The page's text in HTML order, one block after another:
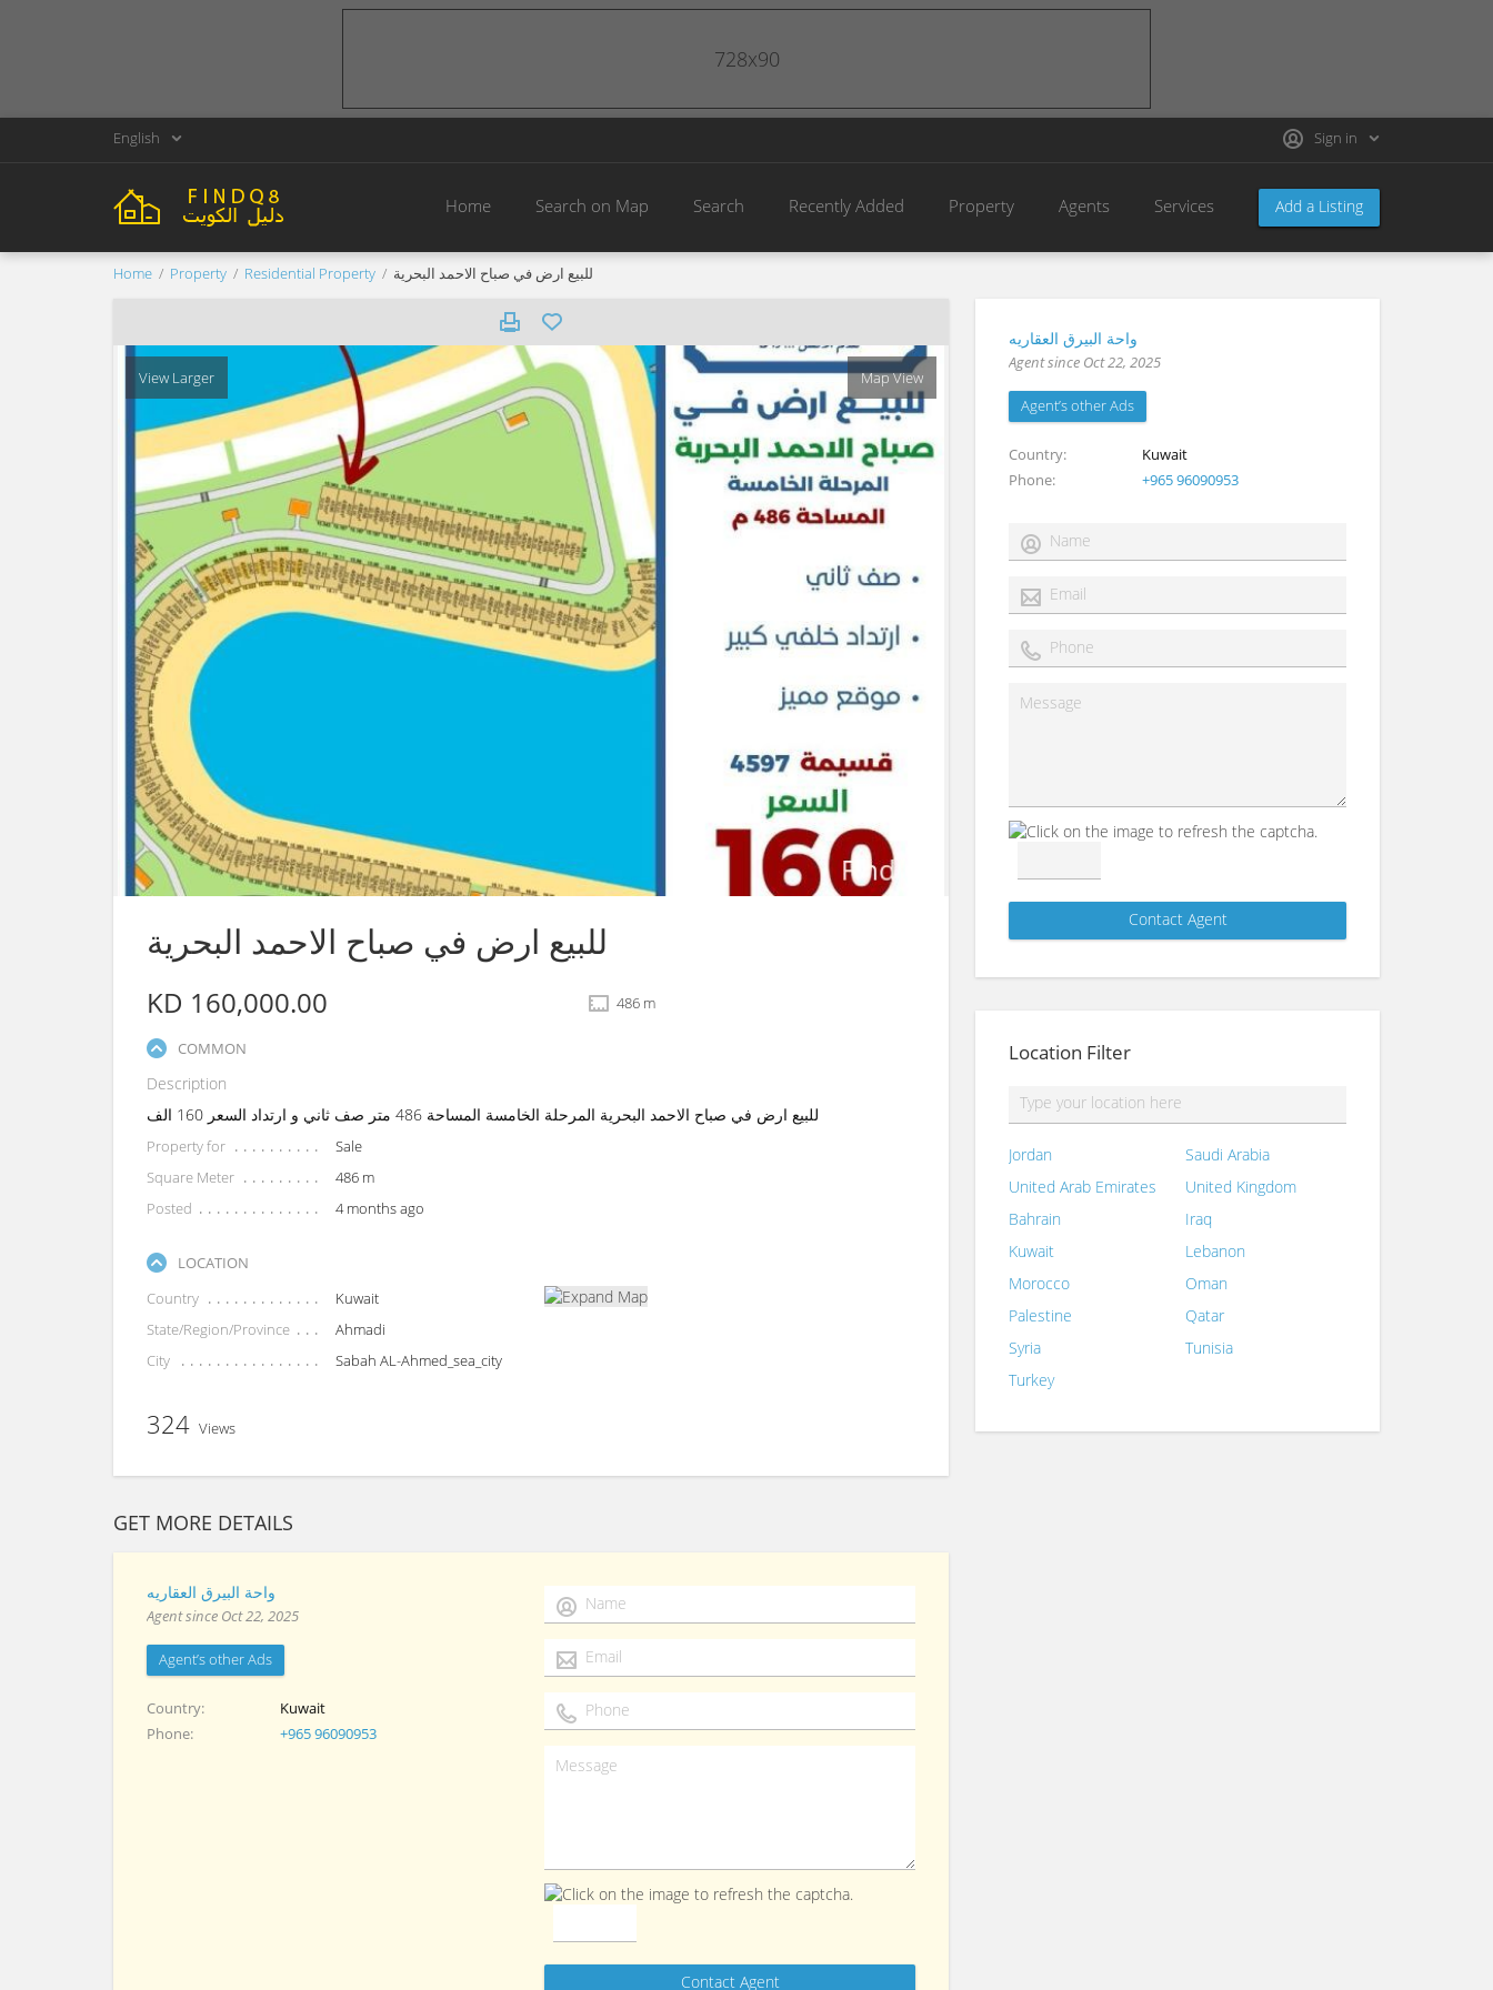
English Sign in
Add a Listing
Home Search on Map Search Recently Added Property Agents Services
Home Property Residential Property للبيع ارض في صباح الاحمد البحرية
واحة البيرق العقاريه
Agent since Oct 22, 2025
Agent’s other Ads
Country
Kuwait
Phone
+965 96090953
Location Filter
Jordan
Saudi Arabia
United Arab Emirates
United Kingdom
Bahrain
Iraq
Kuwait
Lebanon
Morocco
Oman
Palestine
Qatar
Syria
Tunisia
Turkey
View Larger Map View
للبيع ارض في صباح الاحمد البحرية
KD 160,000.00 486 m
COMMON
Description
للبيع ارض في صباح الاحمد البحرية المرحلة الخامسة المساحة 486 متر صف ثاني و ارتداد السعر 160 الف
Property for
Sale
Square Meter
486 m
Posted
4 months ago
LOCATION
Country
Kuwait
State/Region/Province
Ahmadi
City
Sabah AL-Ahmed_sea_city
324 Views
GET MORE DETAILS
واحة البيرق العقاريه
Agent since Oct 22, 2025
Agent’s other Ads
Country
Kuwait
Phone
+965 96090953
728x90